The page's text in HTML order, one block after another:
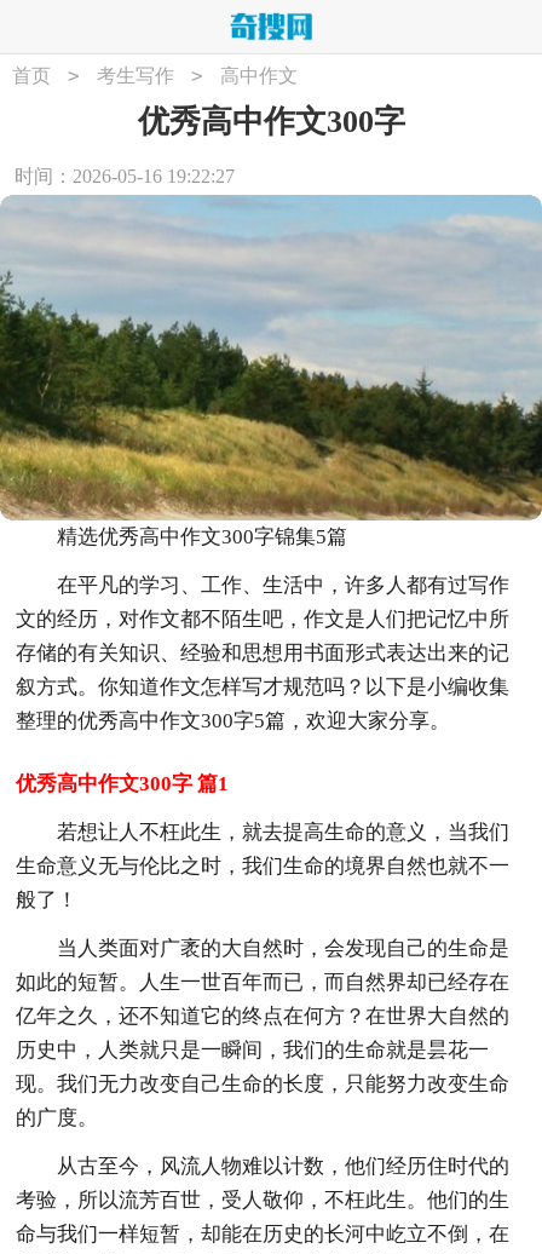
首页 > 考生写作 > 高中作文
优秀高中作文300字
时间：2026-05-16 19:22:27
精选优秀高中作文300字锦集5篇
在平凡的学习、工作、生活中，许多人都有过写作
文的经历，对作文都不陌生吧，作文是人们把记忆中所
存储的有关知识、经验和思想用书面形式表达出来的记
叙方式。你知道作文怎样写才规范吗？以下是小编收集
整理的优秀高中作文300字5篇，欢迎大家分享。
优秀高中作文300字 篇1
若想让人不枉此生，就去提高生命的意义，当我们
生命意义无与伦比之时，我们生命的境界自然也就不一
般了！
当人类面对广袤的大自然时，会发现自己的生命是
如此的短暂。人生一世百年而已，而自然界却已经存在
亿年之久，还不知道它的终点在何方？在世界大自然的
历史中，人类就只是一瞬间，我们的生命就是昙花一
现。我们无力改变自己生命的长度，只能努力改变生命
的广度。
从古至今，风流人物难以计数，他们经历住时代的
考验，所以流芳百世，受人敬仰，不枉此生。他们的生
命与我们一样短暂，却能在历史的长河中屹立不倒，在